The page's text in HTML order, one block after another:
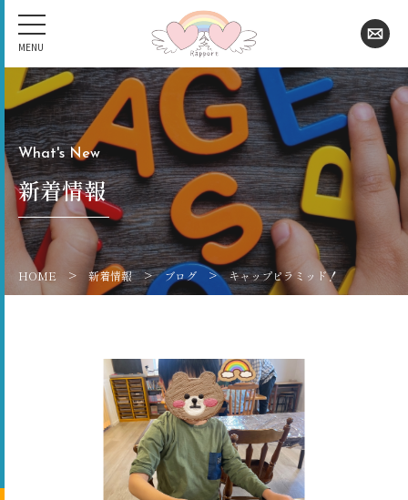
What's New
新着情報
HOME > 新着情報 > ブログ > キャップピラミッド！